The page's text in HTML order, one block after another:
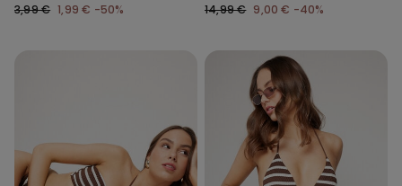
3,99 € 1,99 € -50%
14,99 € 9,00 € -40%